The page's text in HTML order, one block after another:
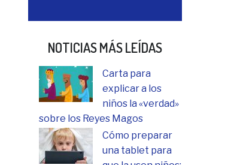
NOTICIAS MÁS LEÍDAS
Carta para
explicar a los
niños la «verdad»
sobre los Reyes Magos
Cómo preparar
una tablet para